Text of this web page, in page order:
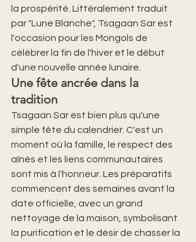
la prospérité. Littéralement traduit
par "Lune Blanche", Tsagaan Sar est
l'occasion pour les Mongols de
célébrer la fin de l'hiver et le début
d'une nouvelle année lunaire.
Une fête ancrée dans la
tradition
Tsagaan Sar est bien plus qu'une
simple fête du calendrier. C'est un
moment où la famille, le respect des
aînés et les liens communautaires
sont mis à l'honneur. Les préparatifs
commencent des semaines avant la
date officielle, avec un grand
nettoyage de la maison, symbolisant
la purification et le désir de chasser la